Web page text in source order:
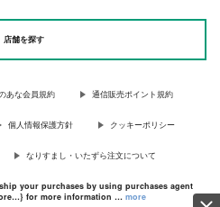
店舗を探す
あな会員規約 通信販売ポイント規約
個人情報保護方針 クッキーポリシー
なりすまし・いたずら注文について
your purchases by using purchases agent
for more information … more